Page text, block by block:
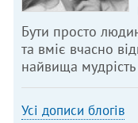
Бути просто
та вміє вчасно
найвища мудрість
Усі дописи блогів